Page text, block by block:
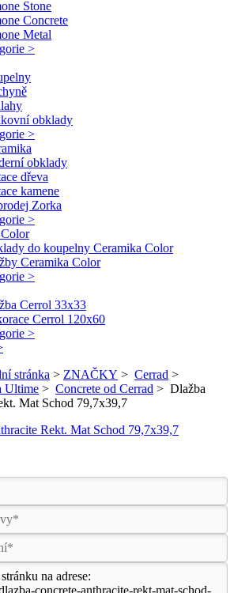
Stone
Concrete
Metal
>
obklady
>
obklady
dřeva
kamene
Zorka
>
do koupelny Ceramika Color
Ceramika Color
>
Cerrol 33x33
Cerrol 120x60
>
stránka > ZNAČKY > Cerrad >
Ultime > Concrete od Cerrad > Dlažba
Mat Schod 79,7x39,7